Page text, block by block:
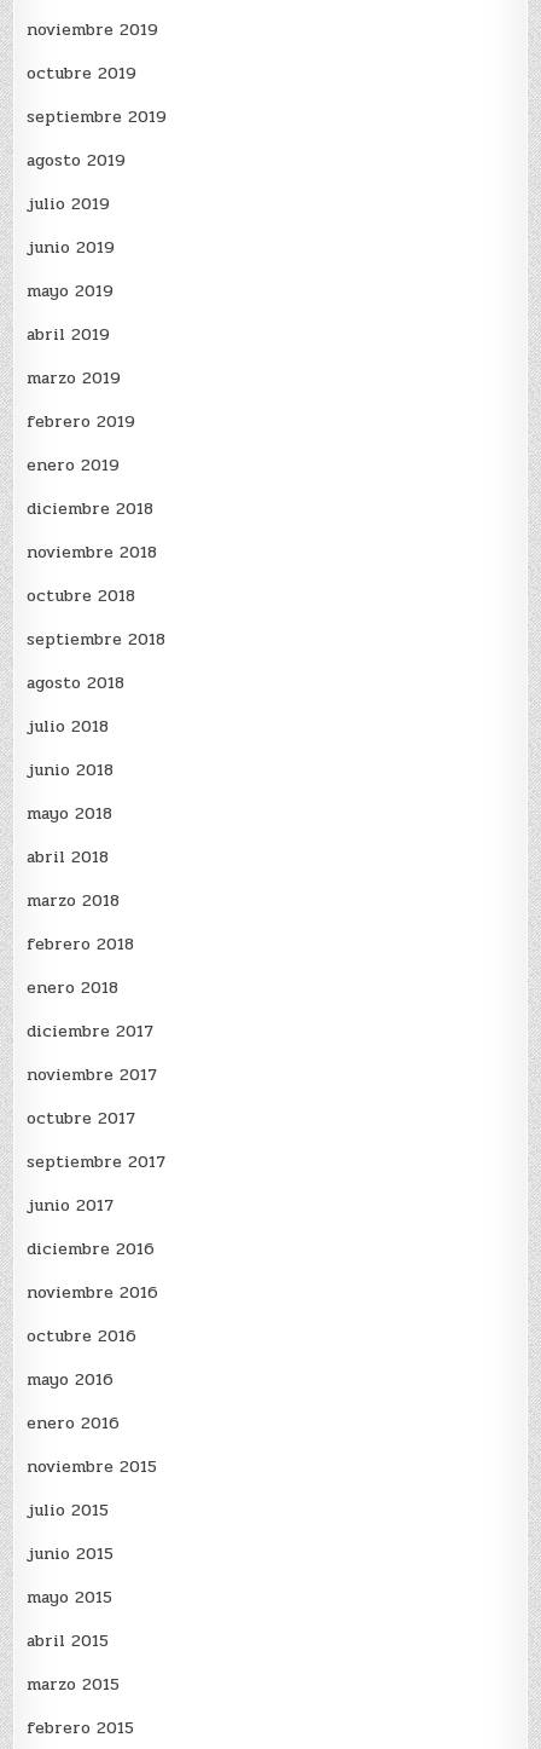
noviembre 2019
octubre 2019
septiembre 2019
agosto 2019
julio 2019
junio 2019
mayo 2019
abril 2019
marzo 2019
febrero 2019
enero 2019
diciembre 2018
noviembre 2018
octubre 2018
septiembre 2018
agosto 2018
julio 2018
junio 2018
mayo 2018
abril 2018
marzo 2018
febrero 2018
enero 2018
diciembre 2017
noviembre 2017
octubre 2017
septiembre 2017
junio 2017
diciembre 2016
noviembre 2016
octubre 2016
mayo 2016
enero 2016
noviembre 2015
julio 2015
junio 2015
mayo 2015
abril 2015
marzo 2015
febrero 2015